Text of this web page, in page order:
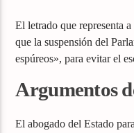
El letrado que representa
que la suspensión del
espúreos», para evitar el
Argumentos
El abogado del Estado